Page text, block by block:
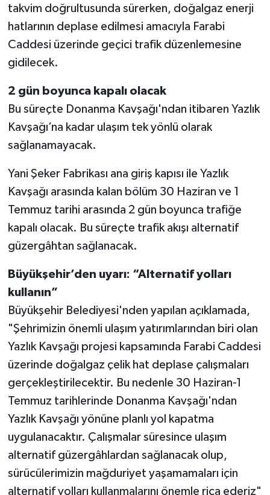
takvim doğrultusunda sürerken, doğalgaz enerji
hatlarının deplase edilmesi amacıyla Farabi
Caddesi üzerinde geçici trafik düzenlemesine
gidilecek.
2 gün boyunca kapalı olacak
Bu süreçte Donanma Kavşağı'ndan itibaren Yazlık
Kavşağı’na kadar ulaşım tek yönlü olarak
sağlanamayacak.
Yani Şeker Fabrikası ana giriş kapısı ile Yazlık
Kavşağı arasında kalan bölüm 30 Haziran ve 1
Temmuz tarihi arasında 2 gün boyunca trafiğe
kapalı olacak. Bu süreçte trafik akışı alternatif
güzergâhtan sağlanacak.
Büyükşehir’den uyarı: “Alternatif yolları
kullanın”
Büyükşehir Belediyesi'nden yapılan açıklamada,
"Şehrimizin önemli ulaşım yatırımlarından biri olan
Yazlık Kavşağı projesi kapsamında Farabi Caddesi
üzerinde doğalgaz çelik hat deplase çalışmaları
gerçekleştirilecektir. Bu nedenle 30 Haziran-1
Temmuz tarihlerinde Donanma Kavşağı'ndan
Yazlık Kavşağı yönüne planlı yol kapatma
uygulanacaktır. Çalışmalar süresince ulaşım
alternatif güzergâhlardan sağlanacak olup,
sürücülerimizin mağduriyet yaşamamaları için
alternatif yolları kullanmalarını önemle rica ederiz"